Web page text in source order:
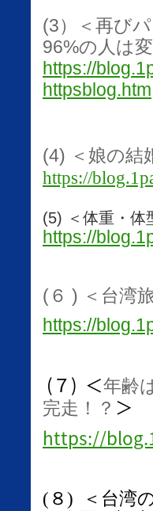
(3）＜再び
96%の人は
https://
httpsblog.htm
(4) ＜ 娘の結
https://
(5) ＜体重・
https://
(６ ) ＜台湾
https://
(７) ＜年齢
完走！？ ＞
https://
(８) ＜ 台湾